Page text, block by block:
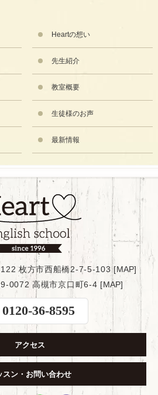
Heartの想い
先生紹介
教室概要
生徒様のお声
最新情報
枚方市西船橋2-7-5-103 [MAP]
0072 高槻市京口町6-4 [MAP]
0120-36-8595
アクセス
スン・お問い合わせ